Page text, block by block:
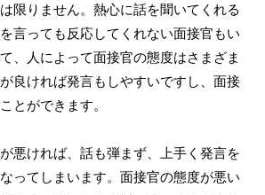
限りません。熱心に話を聞いてくれる
言っても反応してくれない面接官もい
、人によって面接官の態度はさまざま
良ければ発言もしやすいですし、面接
とができます。
悪ければ、話も弾まず、上手く発言を
ってしまいます。面接官の態度が悪い